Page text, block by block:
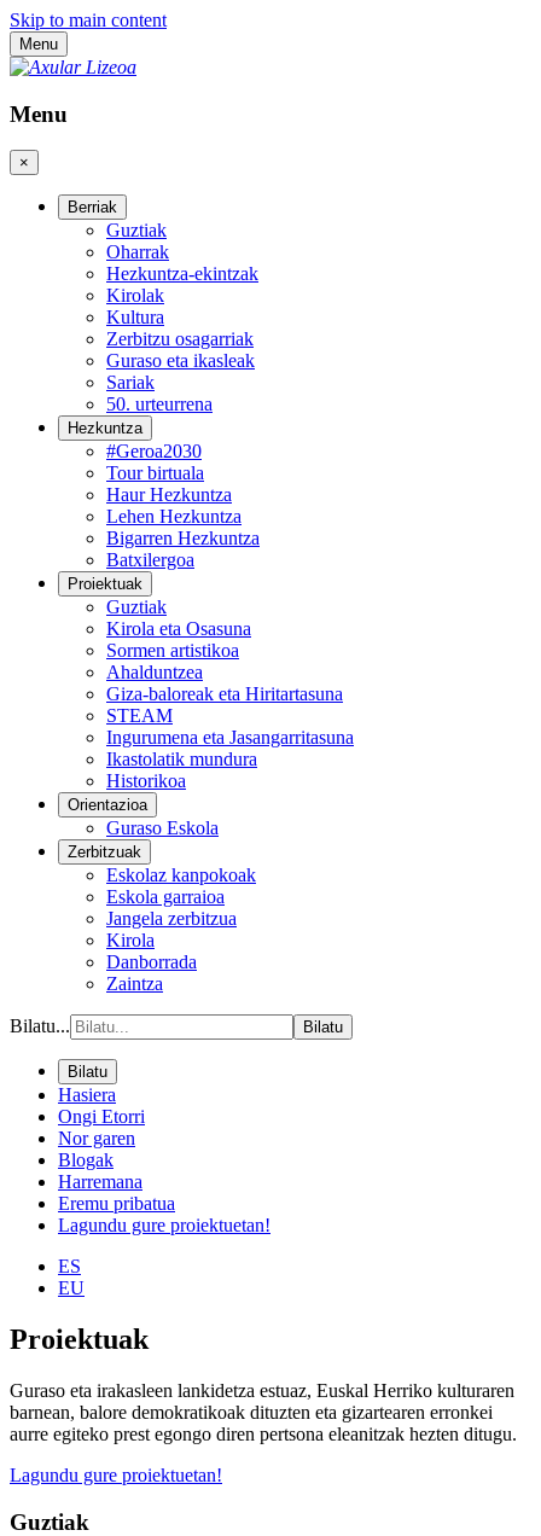
Skip to main content
Menu
Menu
×
Berriak
Guztiak
Oharrak
Hezkuntza-ekintzak
Kirolak
Kultura
Zerbitzu osagarriak
Guraso eta ikasleak
Sariak
50. urteurrena
Hezkuntza
#Geroa2030
Tour birtuala
Haur Hezkuntza
Lehen Hezkuntza
Bigarren Hezkuntza
Batxilergoa
Proiektuak
Guztiak
Kirola eta Osasuna
Sormen artistikoa
Ahalduntzea
Giza-baloreak eta Hiritartasuna
STEAM
Ingurumena eta Jasangarritasuna
Ikastolatik mundura
Historikoa
Orientazioa
Guraso Eskola
Zerbitzuak
Eskolaz kanpokoak
Eskola garraioa
Jangela zerbitzua
Kirola
Danborrada
Zaintza
Bilatu... Bilatu
Bilatu
Hasiera
Ongi Etorri
Nor garen
Blogak
Harremana
Eremu pribatua
Lagundu gure proiektuetan!
ES
EU
Proiektuak
Guraso eta irakasleen lankidetza estuaz, Euskal Herriko kulturaren
barnean, balore demokratikoak dituzten eta gizartearen erronkei
aurre egiteko prest egongo diren pertsona eleanitzak hezten ditugu.
Lagundu gure proiektuetan!
Guztiak